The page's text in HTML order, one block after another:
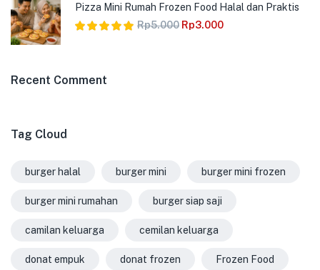
dari 5
Pizza Mini Rumah Frozen Food Halal dan Praktis
Rp5.000 Rp3.000
Recent Comment
Tag Cloud
burger halal burger mini burger mini frozen
burger mini rumahan burger siap saji
camilan keluarga cemilan keluarga
donat empuk donat frozen Frozen Food